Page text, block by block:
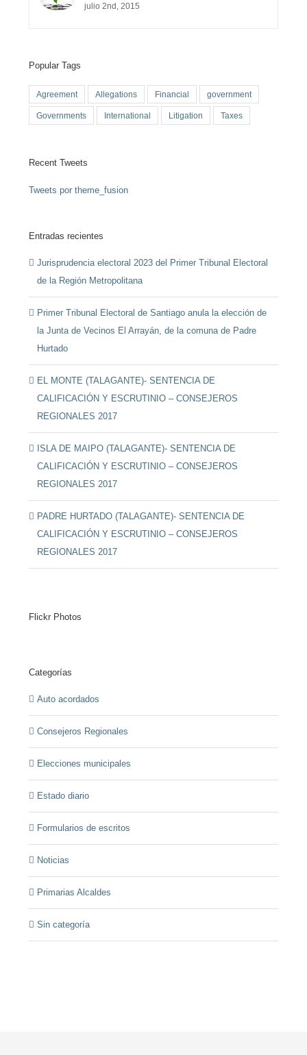
julio 2nd, 2015
Popular Tags
Agreement Allegations Financial government
Governments International Litigation Taxes
Recent Tweets
Tweets por theme_fusion
Entradas recientes
Jurisprudencia electoral 2023 del Primer Tribunal Electoral
de la Región Metropolitana
Primer Tribunal Electoral de Santiago anula la elección de
la Junta de Vecinos El Arrayán, de la comuna de Padre
Hurtado
EL MONTE (TALAGANTE)- SENTENCIA DE
CALIFICACIÓN Y ESCRUTINIO – CONSEJEROS
REGIONALES 2017
ISLA DE MAIPO (TALAGANTE)- SENTENCIA DE
CALIFICACIÓN Y ESCRUTINIO – CONSEJEROS
REGIONALES 2017
PADRE HURTADO (TALAGANTE)- SENTENCIA DE
CALIFICACIÓN Y ESCRUTINIO – CONSEJEROS
REGIONALES 2017
Flickr Photos
Categorías
Auto acordados
Consejeros Regionales
Elecciones municipales
Estado diario
Formularios de escritos
Noticias
Primarias Alcaldes
Sin categoría